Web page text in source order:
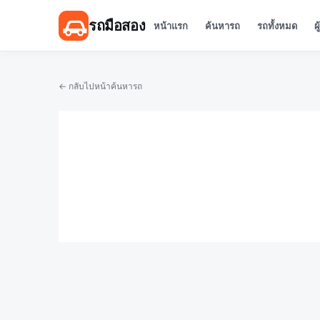
รถมือสอง หน้าแรก ค้นหารถ รถทั้งหมด
← กลับไปหน้าค้นหารถ